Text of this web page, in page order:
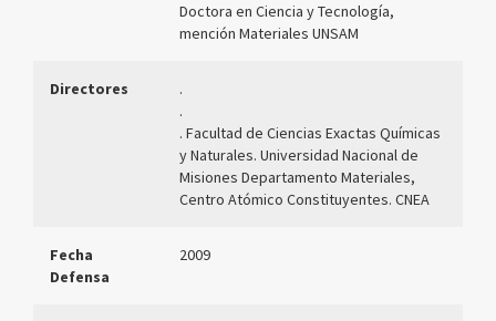
Doctora en Ciencia y Tecnología,
mención Materiales UNSAM
Directores
.
.
. Facultad de Ciencias Exactas Químicas
y Naturales. Universidad Nacional de
Misiones Departamento Materiales,
Centro Atómico Constituyentes. CNEA
Fecha
Defensa
2009